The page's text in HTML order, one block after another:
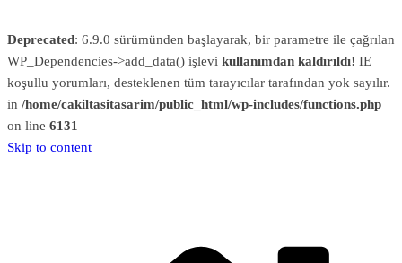
Deprecated: 6.9.0 sürümünden başlayarak, bir parametre ile çağrılan
WP_Dependencies->add_data() işlevi kullanımdan kaldırıldı! IE
koşullu yorumları, desteklenen tüm tarayıcılar tarafından yok sayılır.
in /home/cakiltasitasarim/public_html/wp-includes/functions.php
on line 6131
Skip to content